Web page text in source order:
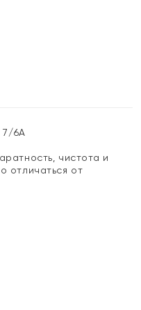
7/6А
чистота и
отличаться от